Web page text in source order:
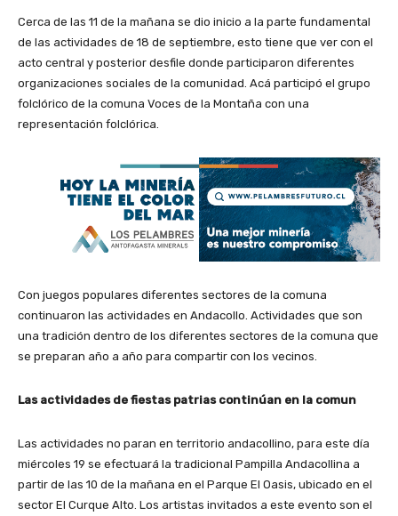
Cerca de las 11 de la mañana se dio inicio a la parte fundamental
de las actividades de 18 de septiembre, esto tiene que ver con el
acto central y posterior desfile donde participaron diferentes
organizaciones sociales de la comunidad. Acá participó el grupo
folclórico de la comuna Voces de la Montaña con una
representación folclórica.
Con juegos populares diferentes sectores de la comuna
continuaron las actividades en Andacollo. Actividades que son
una tradición dentro de los diferentes sectores de la comuna que
se preparan año a año para compartir con los vecinos.
Las actividades de fiestas patrias continúan en la comun
Las actividades no paran en territorio andacollino, para este día
miércoles 19 se efectuará la tradicional Pampilla Andacollina a
partir de las 10 de la mañana en el Parque El Oasis, ubicado en el
sector El Curque Alto. Los artistas invitados a este evento son el